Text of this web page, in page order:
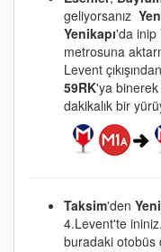
geliyorsanız
Yenikapı'da inip
metrosuna
Levent
59RK'ya binerek
dakikalık bir
Taksim'den
4.Levent'te
buradaki otobüs